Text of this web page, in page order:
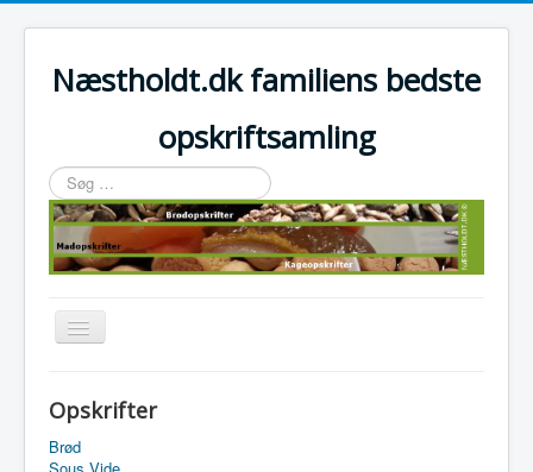
Næstholdt.dk familiens bedste
opskriftsamling
Søg
…
Skift
navigation
Tefal Actifry Essential
Opskrifter
Brød